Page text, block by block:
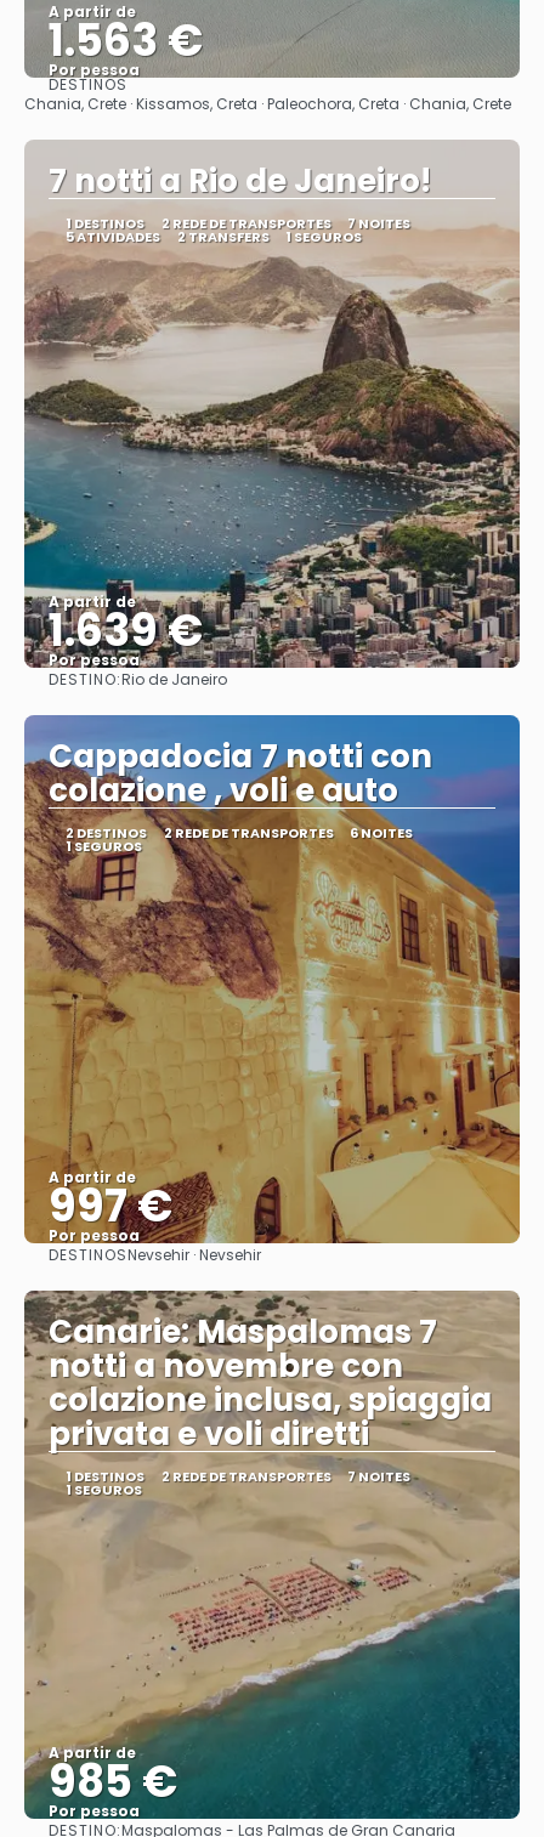
A partir de
1.563 €
Por pessoa
Saiba mais
DESTINOS
Chania, Crete · Kissamos, Creta · Paleochora, Creta · Chania, Crete
7 notti a Rio de Janeiro!
1 DESTINOS 2 REDE DE TRANSPORTES 7 NOITES
5 ATIVIDADES 2 TRANSFERS 1 SEGUROS
A partir de
1.639 €
Por pessoa
DESTINO:Rio de Janeiro
Cappadocia 7 notti con
colazione , voli e auto
2 DESTINOS 2 REDE DE TRANSPORTES 6 NOITES
1 SEGUROS
A partir de
997 €
Por pessoa
Saiba mais
DESTINOSNevsehir · Nevsehir
Canarie: Maspalomas 7
notti a novembre con
colazione inclusa, spiaggia
privata e voli diretti
1 DESTINOS 2 REDE DE TRANSPORTES 7 NOITES
1 SEGUROS
A partir de
985 €
Por pessoa
DESTINO:Maspalomas - Las Palmas de Gran Canaria